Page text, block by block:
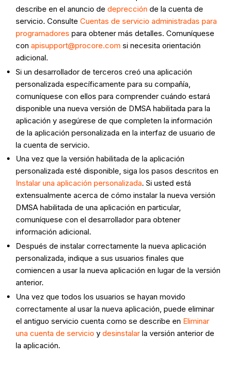
describe en el anuncio dedeprección de la cuenta de
servicio. ConsulteCuentas de servicio administradas para
programadores para obtener más detalles. Comuníquese
conapisupport@procore.com si necesita orientación
adicional.
Si un desarrollador de terceros creó una aplicación
personalizada específicamente para su compañía,
comuníquese con ellos para comprender cuándo estará
disponible una nueva versión de DMSA habilitada para la
aplicación y asegúrese de que completen la información
de la aplicación personalizada en la interfaz de usuario de
la cuenta de servicio.
Una vez que la versión habilitada de la aplicación
personalizada esté disponible, siga los pasos descritos en
Instalar una aplicación personalizada. Si usted está
extensualmente acerca de cómo instalar la nueva versión
DMSA habilitada de una aplicación en particular,
comuníquese con el desarrollador para obtener
información adicional.
Después de instalar correctamente la nueva aplicación
personalizada, indique a sus usuarios finales que
comiencen a usar la nueva aplicación en lugar de la versión
anterior.
Una vez que todos los usuarios se hayan movido
correctamente al usar la nueva aplicación, puede eliminar
el antiguo servicio cuenta como se describe en Eliminar
una cuenta de servicio ydesinstalar la versión anterior de
la aplicación.